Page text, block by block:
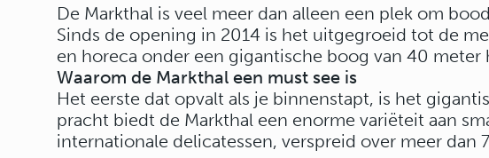
De Markthal is veel meer dan alleen een plek om
Sinds de opening in 2014 is het uitgegroeid tot de
en horeca onder een gigantische boog van 40 meter
Waarom de Markthal een must see is
Het eerste dat opvalt als je binnenstapt, is het
pracht biedt de Markthal een enorme variëteit aan
internationale delicatessen, verspreid over meer dan